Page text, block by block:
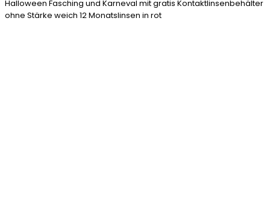
Halloween Fasching und Karneval mit gratis Kontaktlinsenbehälter
ohne Stärke weich 12 Monatslinsen in rot